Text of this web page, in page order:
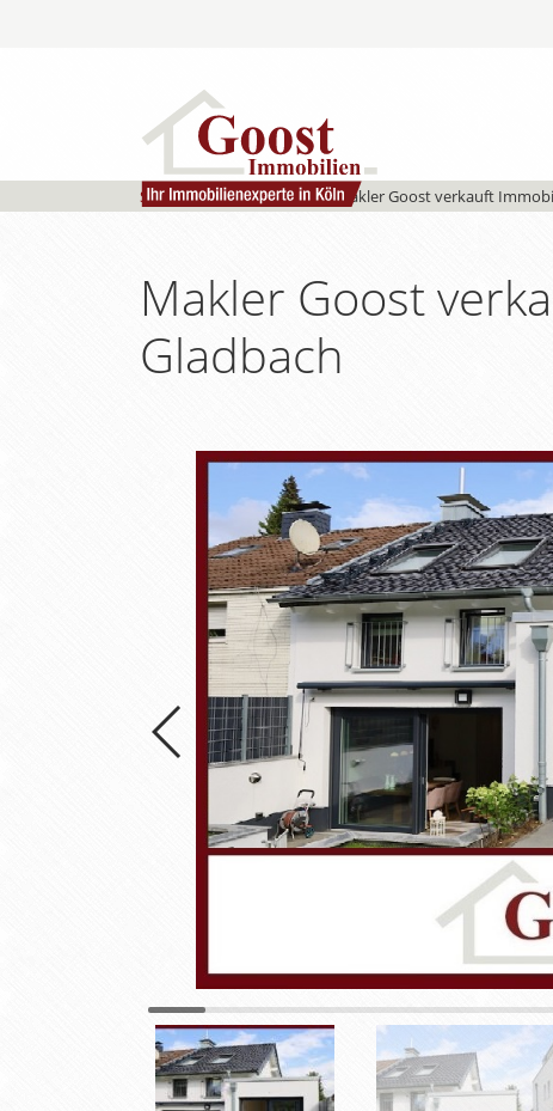
Start»Objekte»Referenz»Makler Goost verkauft
Makler Goost
Gladbach